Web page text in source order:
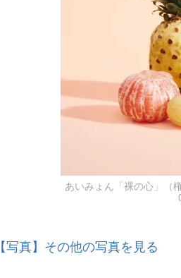
あいみょん「裸の心」（
【写真】その他の写真を見る